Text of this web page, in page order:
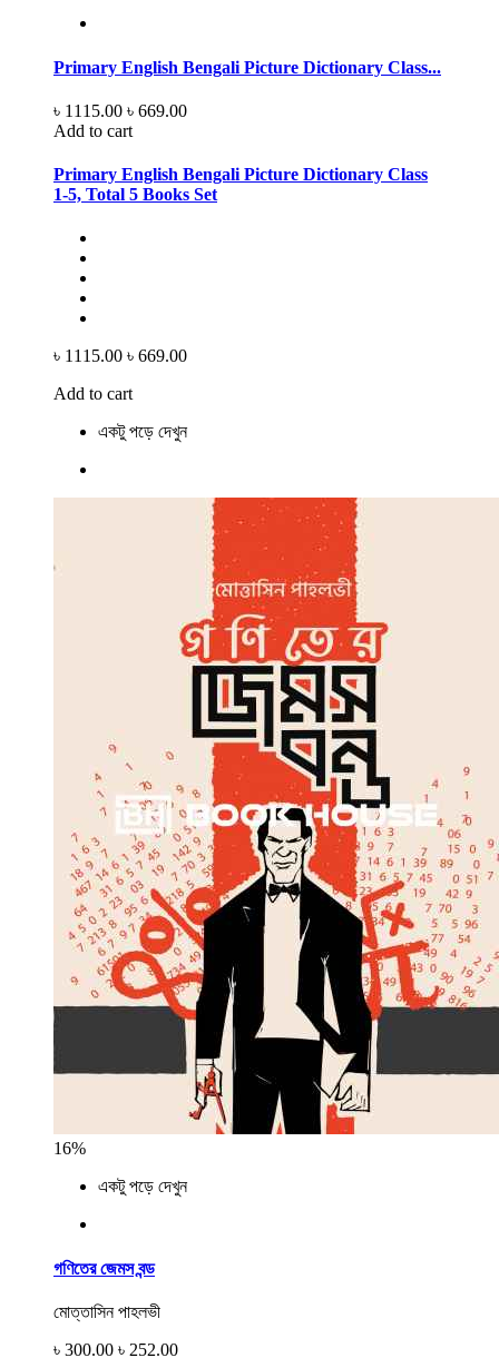
Primary English Bengali Picture Dictionary Class...
৳ 1115.00 ৳ 669.00
Add to cart
Primary English Bengali Picture Dictionary Class
1-5, Total 5 Books Set
৳ 1115.00 ৳ 669.00
Add to cart
একটু পড়ে দেখুন
16%
একটু পড়ে দেখুন
গণিতের জেমস বন্ড
মোত্তাসিন পাহলভী
৳ 300.00 ৳ 252.00